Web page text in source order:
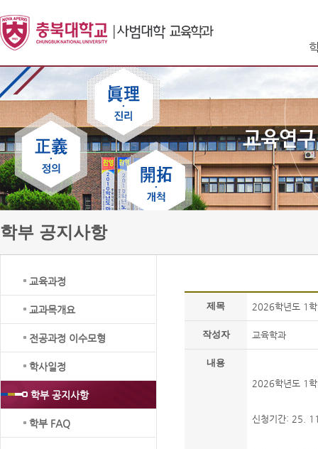
교육과정
교과목개요
전공과정 이수모형
학사일정
학부 공지사항
학부 FAQ
학부 공지사항
제목 2026학년도 1
작성자 교육학과
내용
2026학년도 1
신청기간: 25.